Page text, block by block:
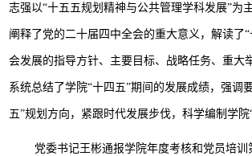
志强以“十五五规划精神与公共管理学科发展”为
阐释了党的二十届四中全会的重大意义，解读了
会发展的指导方针、主要目标、战略任务、重大
系统总结了学院“十四五”期间的发展成绩，强调
五”规划方向，紧跟时代发展步伐，科学编制学院
党委书记王彬通报学院年度考核和党员培训